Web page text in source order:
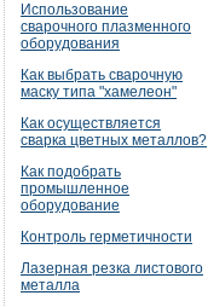
Использование
сварочного плазменного
оборудования
Как выбрать сварочную
маску типа "хамелеон"
Как осуществляется
сварка цветных металлов?
Как подобрать
промышленное
оборудование
Контроль герметичности
Лазерная резка листового
металла